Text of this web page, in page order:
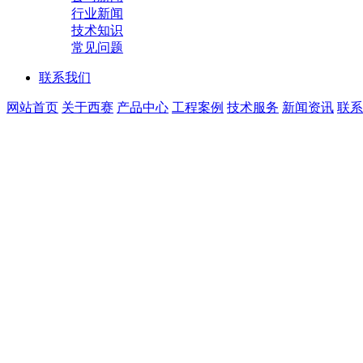
行业新闻
技术知识
常见问题
联系我们
网站首页 关于西赛 产品中心 工程案例 技术服务 新闻资讯 联